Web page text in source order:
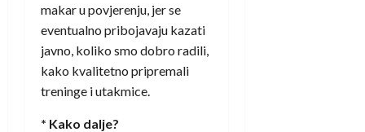
makar u povjerenju, jer se
eventualno pribojavaju kazati
javno, koliko smo dobro radili,
kako kvalitetno pripremali
treninge i utakmice.
* Kako dalje?